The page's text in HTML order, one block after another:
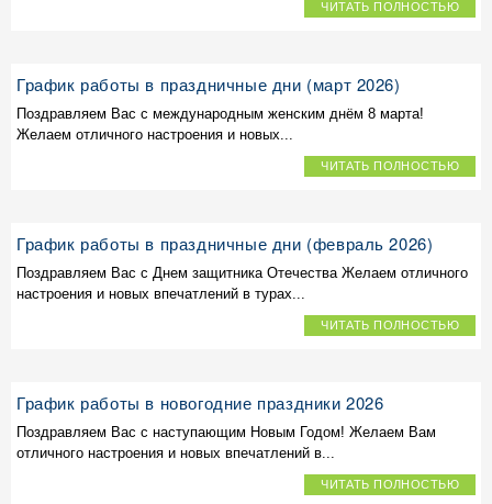
ЧИТАТЬ ПОЛНОСТЬЮ
График работы в праздничные дни (март 2026)
Поздравляем Вас с международным женским днём 8 марта!
Желаем отличного настроения и новых...
ЧИТАТЬ ПОЛНОСТЬЮ
График работы в праздничные дни (февраль 2026)
Поздравляем Вас с Днем защитника Отечества Желаем отличного
настроения и новых впечатлений в турах...
ЧИТАТЬ ПОЛНОСТЬЮ
График работы в новогодние праздники 2026
Поздравляем Вас с наступающим Новым Годом! Желаем Вам
отличного настроения и новых впечатлений в...
ЧИТАТЬ ПОЛНОСТЬЮ